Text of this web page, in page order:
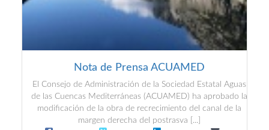
Nota de Prensa ACUAMED
El Consejo de Administración de la Sociedad Estatal Aguas
de las Cuencas Mediterráneas (ACUAMED) ha aprobado la
modificación de la obra de recrecimiento del canal de la
margen derecha del postrasva [...]